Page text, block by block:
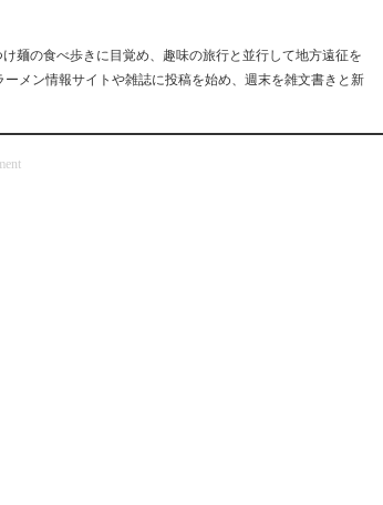
麺の食べ歩きに目覚め、趣味の旅行と並行して地方遠征を
メン情報サイトや雑誌に投稿を始め、週末を雑文書きと新